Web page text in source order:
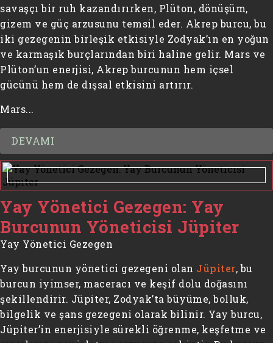
savaşçı bir ruh kazandırırken, Plüton, dönüşüm,
gizem ve güç arzusunu temsil eder. Akrep burcu, bu
iki gezegenin birleşik etkisiyle Zodyak’ın en yoğun
ve karmaşık burçlarından biri haline gelir. Mars ve
Plüton’un enerjisi, Akrep burcunun hem içsel
gücünü hem de dışsal etkisini artırır.
Mars...
DEVAMI
Yay Yönetici Gezegen: Yay
Burcunun Yöneticisi Jüpiter
Yay Yönetici Gezegen
Yay burcunun yönetici gezegeni olan Jüpiter, bu
burcun iyimser, maceracı ve keşif dolu doğasını
şekillendirir. Jüpiter, Zodyak’ta büyüme, bolluk,
bilgelik ve şans gezegeni olarak bilinir. Yay burcu,
Jüpiter’in enerjisiyle sürekli öğrenme, keşfetme ve